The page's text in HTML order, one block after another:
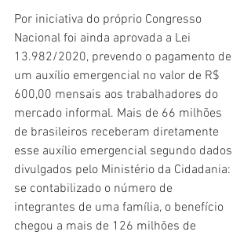
Por iniciativa do próprio Congresso
Nacional foi ainda aprovada a Lei
13.982/2020, prevendo o pagamento de
um auxílio emergencial no valor de R$
600,00 mensais aos trabalhadores do
mercado informal. Mais de 66 milhões
de brasileiros receberam diretamente
esse auxílio emergencial segundo dados
divulgados pelo Ministério da Cidadania:
se contabilizado o número de
integrantes de uma família, o benefício
chegou a mais de 126 milhões de